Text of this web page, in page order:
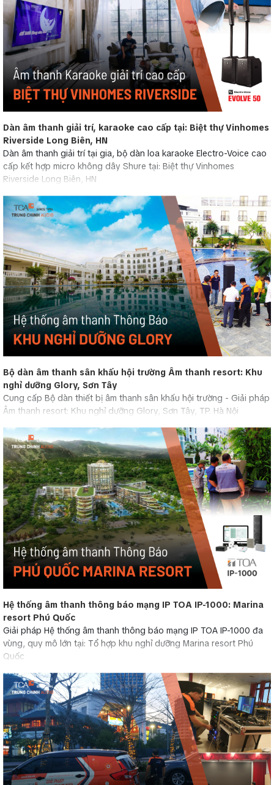
Dàn âm thanh giải trí, karaoke cao cấp tại: Biệt thự Vinhomes
Riverside Long Biên, HN
Dàn âm thanh giải trí tại gia, bộ dàn loa karaoke Electro-Voice cao
cấp kết hợp micro không dây Shure tại: Biệt thự Vinhomes
Riverside Long Biên, HN
Bộ dàn âm thanh sân khấu hội trường Âm thanh resort: Khu
nghỉ dưỡng Glory, Sơn Tây
Cung cấp Bộ dàn thiết bị âm thanh sân khấu hội trường - Giải pháp
Âm thanh resort: Khu nghỉ dưỡng Glory, Sơn Tây, TP. Hà Nội
Hệ thống âm thanh thông báo mạng IP TOA IP-1000: Marina
resort Phú Quốc
Giải pháp Hệ thống âm thanh thông báo mạng IP TOA IP-1000 đa
vùng, quy mô lớn tại: Tổ hợp khu nghỉ dưỡng Marina resort Phú
Quốc